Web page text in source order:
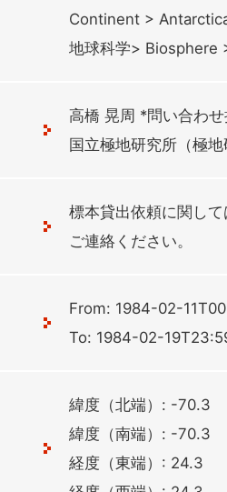
Continent >
地球科学> Biosphere
高橋 晃周 *問い合わ
国立極地研究所（極地
標本貸出依頼に関し
ご連絡ください。
From: 1984-02-
To: 1984-02-
緯度（北端）: -70.3
緯度（南端）: -70.3
経度（東端）: 24.3